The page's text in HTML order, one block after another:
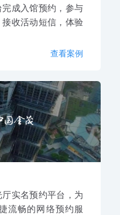
成入馆预约，参与
收活动短信，体验
查看案例
实名预约平台，为
流畅的网络预约服